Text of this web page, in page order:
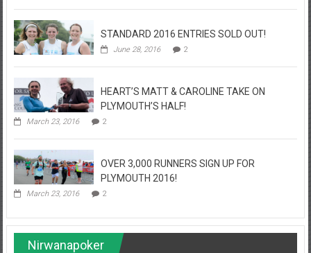
STANDARD 2016 ENTRIES SOLD OUT!
June 28, 2016 2
HEART’S MATT & CAROLINE TAKE ON
PLYMOUTH’S HALF!
March 23, 2016 2
OVER 3,000 RUNNERS SIGN UP FOR
PLYMOUTH 2016!
March 23, 2016 2
Nirwanapoker